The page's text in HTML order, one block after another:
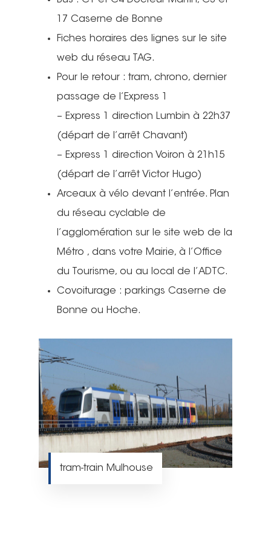
17 Caserne de Bonne
Fiches horaires des lignes sur le site
web du réseau TAG.
Pour le retour : tram, chrono, dernier
passage de l’Express 1
– Express 1 direction Lumbin à 22h37
(départ de l’arrêt Chavant)
– Express 1 direction Voiron à 21h15
(départ de l’arrêt Victor Hugo)
Arceaux à vélo devant l’entrée. Plan
du réseau cyclable de
l’agglomération sur le site web de la
Métro , dans votre Mairie, à l’Office
du Tourisme, ou au local de l’ADTC.
Covoiturage : parkings Caserne de
Bonne ou Hoche.
tram-train Mulhouse